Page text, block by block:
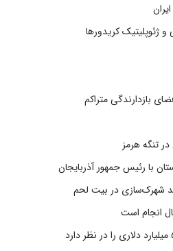
ژئوپلیتیک کریدورها
بازدارندگی متراکم
تنگه هرمز
با رئیس جمهور آذربایجان
شهرک‌سازی در بیت‌ لحم
انجام است